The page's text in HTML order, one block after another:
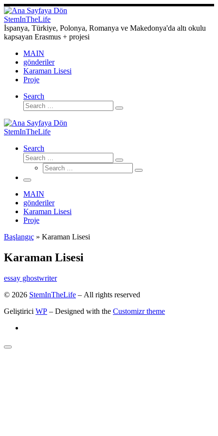
Skip
to
content
StemInTheLife
İspanya, Türkiye, Polonya, Romanya ve Makedonya'da altı okulu
kapsayan Erasmus + projesi
MAIN
gönderiler
Karaman Lisesi
Proje
Search
Search
Search
StemInTheLife
Search
Search
Search
Search
Search
Menü
MAIN
gönderiler
Karaman Lisesi
Proje
Başlangıç » Karaman Lisesi
Karaman Lisesi
essay ghostwriter
© 2026 StemInTheLife – All rights reserved
Geliştirici WP – Designed with the Customizr theme